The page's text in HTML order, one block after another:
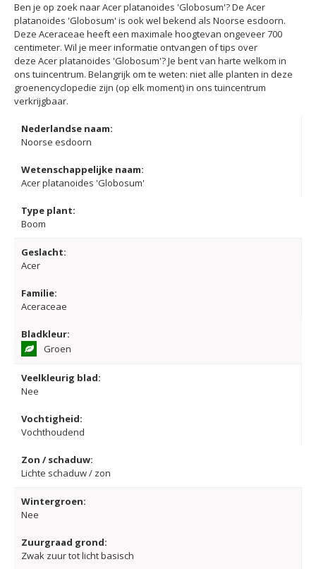
Ben je op zoek naar Acer platanoides 'Globosum'? De Acer
platanoides 'Globosum' is ook wel bekend als Noorse esdoorn.
Deze Aceraceae heeft een maximale hoogtevan ongeveer 700
centimeter. Wil je meer informatie ontvangen of tips over
deze Acer platanoides 'Globosum'? Je bent van harte welkom in
ons tuincentrum. Belangrijk om te weten: niet alle planten in deze
groenencyclopedie zijn (op elk moment) in ons tuincentrum
verkrijgbaar.
Nederlandse naam:
Noorse esdoorn
Wetenschappelijke naam:
Acer platanoides 'Globosum'
Type plant:
Boom
Geslacht:
Acer
Familie:
Aceraceae
Bladkleur:
Groen
Veelkleurig blad:
Nee
Vochtigheid:
Vochthoudend
Zon / schaduw:
Lichte schaduw / zon
Wintergroen:
Nee
Zuurgraad grond:
Zwak zuur tot licht basisch